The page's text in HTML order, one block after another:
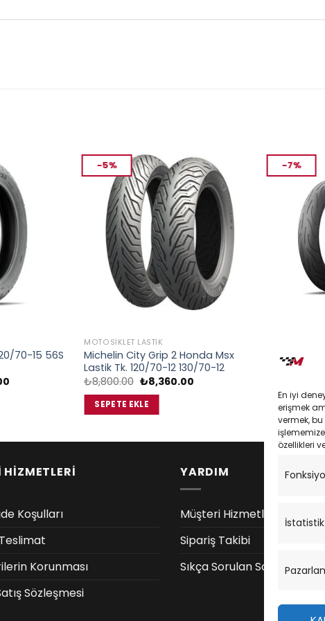
En iyi
erişmek
vermek,
özellikleri
İstatistik
70-15 56S
Şu
-5%
MOTOSIKLET LASTIK
Michelin City Grip 2 Honda Msx
Lastik Tk. 120/70-12 130/70-12
₺8,800.00 Orijinal
fiyat:
₺8,800.00.
₺8,360.00Şu
SEPETE EKLE
-7%
Bajaj
Power 2Ct
SEPETE
HİZMETLERİ
Koşulları
Korunması
Sözleşmesi
YARDIM
Müşteri Hizmetleri
Sipariş Takibi
Sıkça Sorulan Sorular